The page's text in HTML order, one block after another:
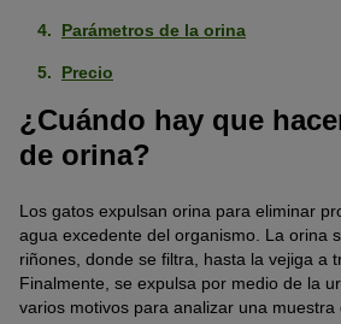
Parámetros de la orina
Precio
¿Cuándo hay que
de orina?
Los gatos expulsan orina para eliminar
agua excedente del organismo. La orina
riñones, donde se filtra, hasta la vejiga a
Finalmente, se expulsa por medio de la
varios motivos para analizar una muestra